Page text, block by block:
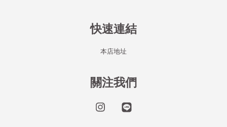
快速連結
本店地址
關注我們
Instagram